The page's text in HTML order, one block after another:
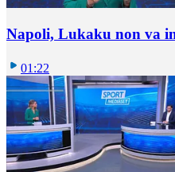
Napoli, Lukaku non va
01:22